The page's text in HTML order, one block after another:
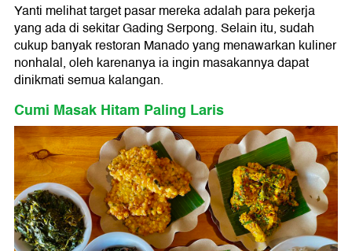
Yanti melihat target pasar mereka adalah para pekerja
yang ada di sekitar Gading Serpong. Selain itu, sudah
cukup banyak restoran Manado yang menawarkan kuliner
nonhalal, oleh karenanya ia ingin masakannya dapat
dinikmati semua kalangan.
Cumi Masak Hitam Paling Laris